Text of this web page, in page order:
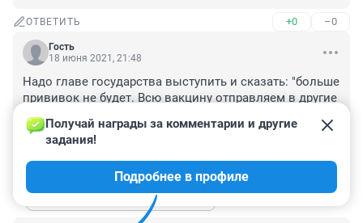
ОТВЕТИТЬ +0 –0
Гость
18 июня 2021, 21:48
Надо главе государства выступить и сказать: "больше
прививок не будет. Всю вакцину отправляем в другие
страны". Вот ведь шум поднимется, возмущение. И в
первых рядах - антипрививочники.
ОТВЕТИТЬ 1 +2 –0
Показать ещё 1 ответ
Получай награды за комментарии и другие
задания!
Подробнее в профиле